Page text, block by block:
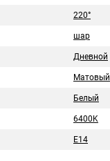
220°
шар
Дневной
Матовый
Белый
6400K
E14